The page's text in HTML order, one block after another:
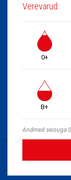
Verevarud
0+
B+
Andmed seisuga